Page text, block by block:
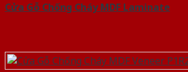
Cửa Gỗ Chống Cháy MDF Laminate